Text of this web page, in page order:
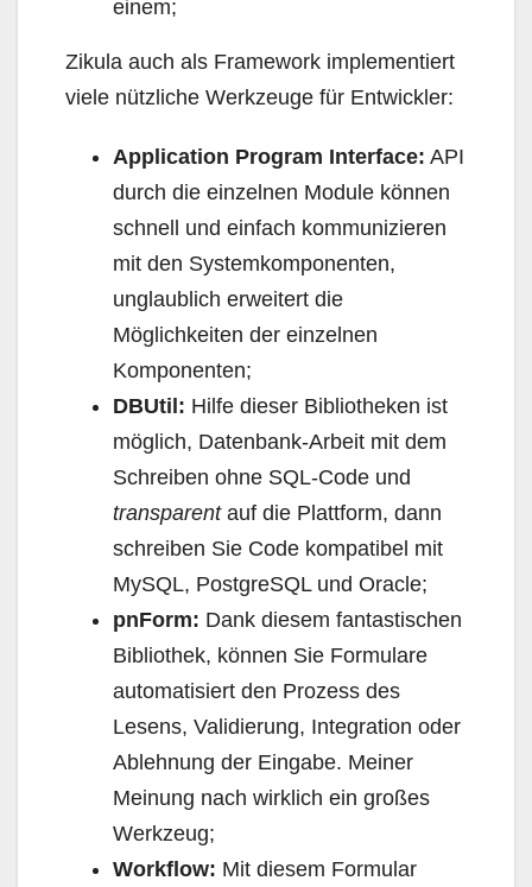
einem;
Zikula auch als Framework implementiert
viele nützliche Werkzeuge für Entwickler:
Application Program Interface: API
durch die einzelnen Module können
schnell und einfach kommunizieren
mit den Systemkomponenten,
unglaublich erweitert die
Möglichkeiten der einzelnen
Komponenten;
DBUtil: Hilfe dieser Bibliotheken ist
möglich, Datenbank-Arbeit mit dem
Schreiben ohne SQL-Code und
transparentauf die Plattform, dann
schreiben Sie Code kompatibel mit
MySQL, PostgreSQL und Oracle;
pnForm: Dank diesem fantastischen
Bibliothek, können Sie Formulare
automatisiert den Prozess des
Lesens, Validierung, Integration oder
Ablehnung der Eingabe. Meiner
Meinung nach wirklich ein großes
Werkzeug;
Workflow: Mit diesem Formular